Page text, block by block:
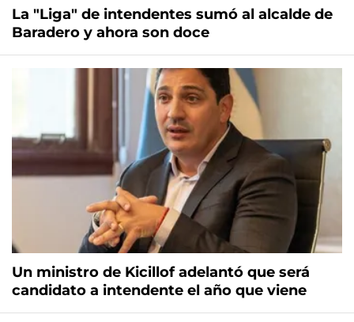
La "Liga" de intendentes sumó al alcalde de
Baradero y ahora son doce
Un ministro de Kicillof adelantó que será
candidato a intendente el año que viene